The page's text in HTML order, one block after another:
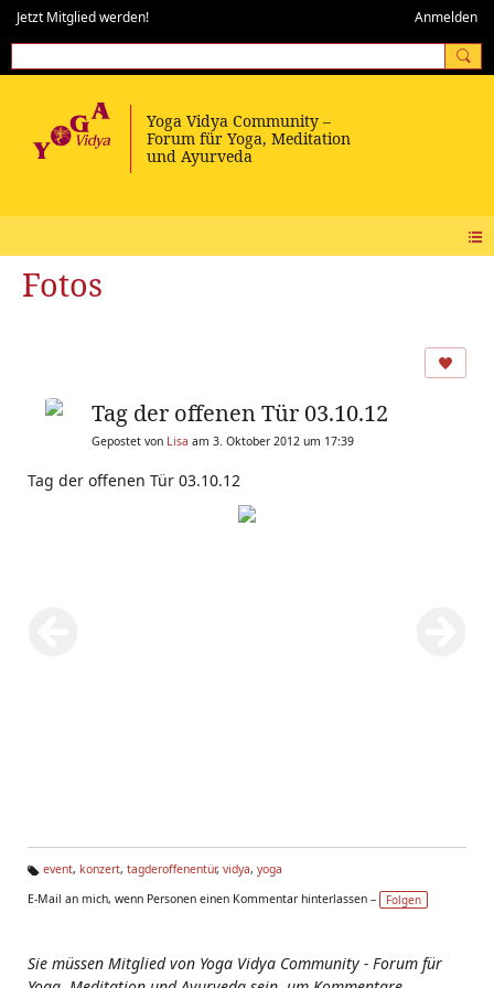
Jetzt Mitglied werden! Anmelden
Fotos
Tag der offenen Tür 03.10.12
Gepostet von Lisa am 3. Oktober 2012 um 17:39
Tag der offenen Tür 03.10.12
g
event, konzert, tagderoffenentür, vidya, yoga
E-Mail an mich, wenn Personen einen Kommentar hinterlassen –
Folgen
Sie müssen Mitglied von Yoga Vidya Community - Forum für